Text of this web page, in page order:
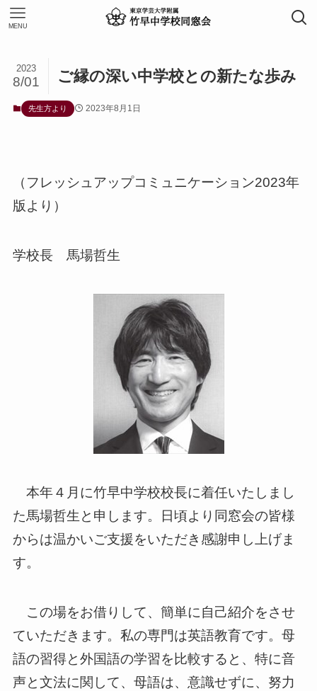
MENU
ご縁の深い中学校との新たな歩み
2023
8/01
先生方より 2023年8月1日
（フレッシュアップコミュニケーション2023年
版より）
学校長 馬場哲生
本年４月に竹早中学校校長に着任いたしまし
た馬場哲生と申します。日頃より同窓会の皆様
からは温かいご支援をいただき感謝申し上げま
す。
この場をお借りして、簡単に自己紹介をさせ
ていただきます。私の専門は英語教育です。母
語の習得と外国語の学習を比較すると、特に音
声と文法に関して、母語は、意識せずに、努力